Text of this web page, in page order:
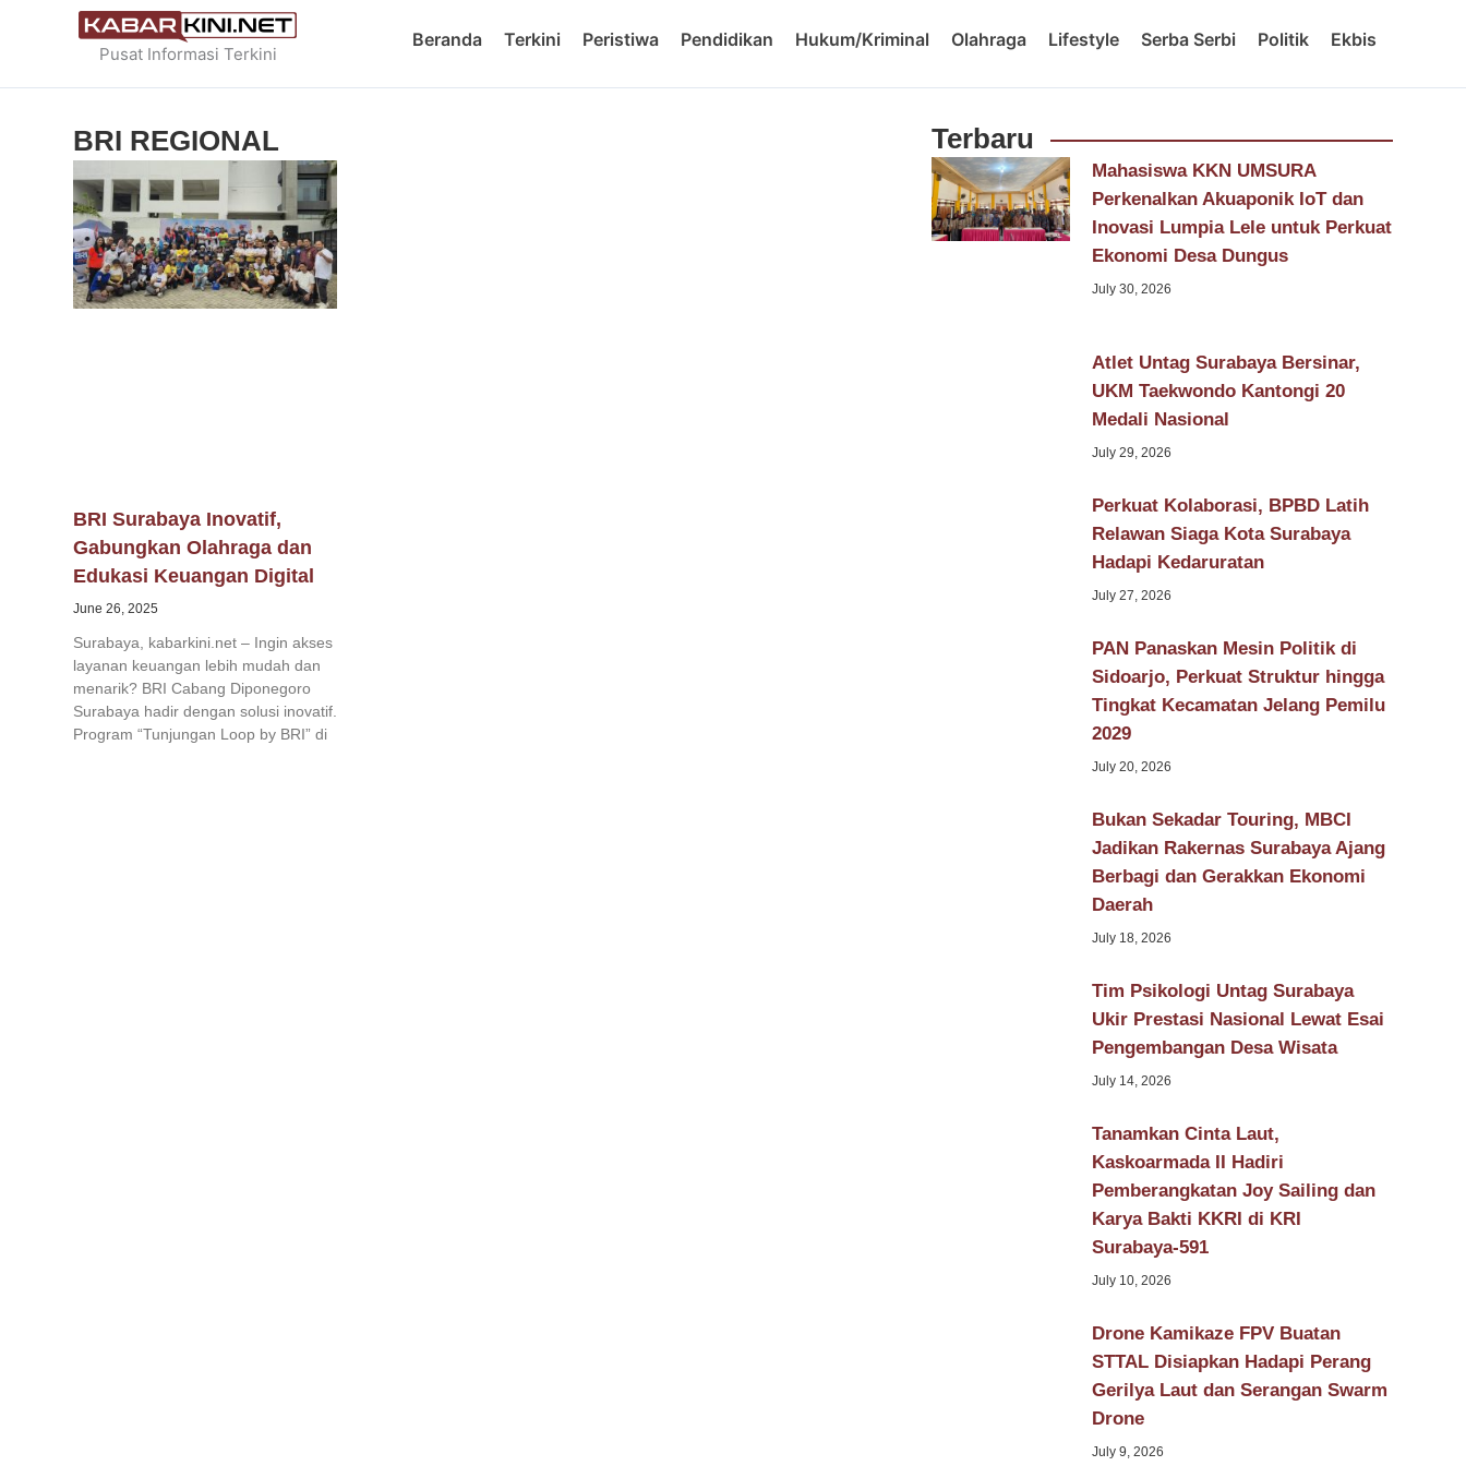
Pusat Informasi Terkini
Beranda Terkini Peristiwa Pendidikan Hukum/Kriminal Olahraga Lifestyle Serba Serbi Politik Ekbis
BRI REGIONAL
BRI Surabaya Inovatif,
Gabungkan Olahraga dan
Edukasi Keuangan Digital
June 26, 2025
Surabaya, kabarkini.net – Ingin akses
layanan keuangan lebih mudah dan
menarik? BRI Cabang Diponegoro
Surabaya hadir dengan solusi inovatif.
Program “Tunjungan Loop by BRI” di
Terbaru
Mahasiswa KKN UMSURA
Perkenalkan Akuaponik IoT dan
Inovasi Lumpia Lele untuk Perkuat
Ekonomi Desa Dungus
July 30, 2026
Atlet Untag Surabaya Bersinar,
UKM Taekwondo Kantongi 20
Medali Nasional
July 29, 2026
Perkuat Kolaborasi, BPBD Latih
Relawan Siaga Kota Surabaya
Hadapi Kedaruratan
July 27, 2026
PAN Panaskan Mesin Politik di
Sidoarjo, Perkuat Struktur hingga
Tingkat Kecamatan Jelang Pemilu
2029
July 20, 2026
Bukan Sekadar Touring, MBCI
Jadikan Rakernas Surabaya Ajang
Berbagi dan Gerakkan Ekonomi
Daerah
July 18, 2026
Tim Psikologi Untag Surabaya
Ukir Prestasi Nasional Lewat Esai
Pengembangan Desa Wisata
July 14, 2026
Tanamkan Cinta Laut,
Kaskoarmada II Hadiri
Pemberangkatan Joy Sailing dan
Karya Bakti KKRI di KRI
Surabaya-591
July 10, 2026
Drone Kamikaze FPV Buatan
STTAL Disiapkan Hadapi Perang
Gerilya Laut dan Serangan Swarm
Drone
July 9, 2026